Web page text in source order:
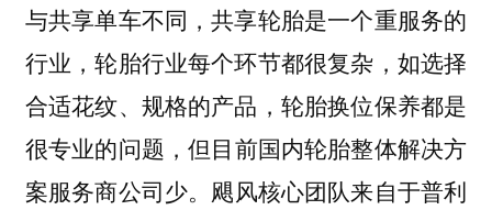
与共享单车不同，共享轮胎是一个重服务的
行业，轮胎行业每个环节都很复杂，如选择
合适花纹、规格的产品，轮胎换位保养都是
很专业的问题，但目前国内轮胎整体解决方
案服务商公司少。 飓风核心团队来自于普利